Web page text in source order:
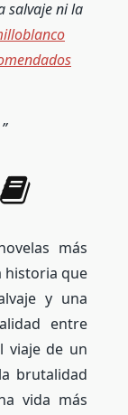
salvaje ni la
más
historia que
y una
entre
viaje de un
brutalidad
vida más